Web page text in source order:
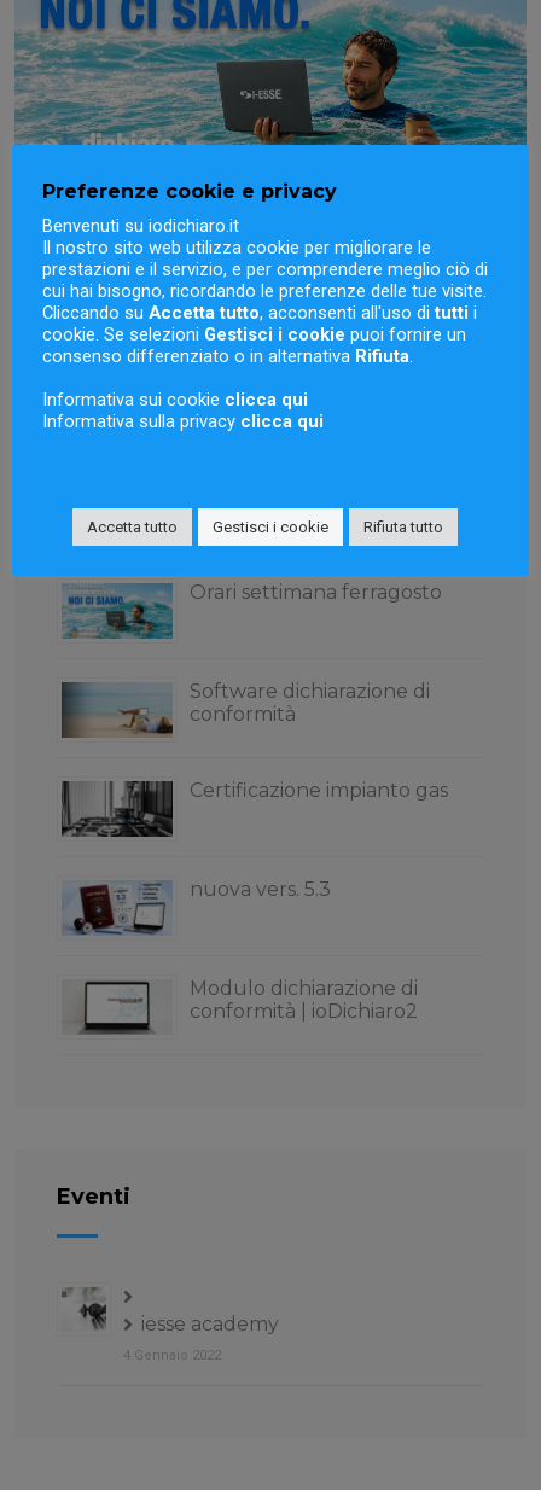
Novità
Orari settimana ferragosto
Orari settimana ferragosto
Software dichiarazione di
conformità
Certificazione impianto gas
nuova vers. 5.3
Modulo dichiarazione di
conformità | ioDichiaro2
Eventi
iesse academy
4 Gennaio 2022
Preferenze cookie e privacy
Benvenuti su iodichiaro.it
Il nostro sito web utilizza cookie per migliorare le
prestazioni e il servizio, e per comprendere meglio ciò di
cui hai bisogno, ricordando le preferenze delle tue visite.
Cliccando su Accetta tutto, acconsenti all'uso ditutti i
cookie. Se selezioni Gestisci i cookie puoi fornire un
consenso differenziato o in alternativa Rifiuta.
Informativa sui cookie clicca qui
Informativa sulla privacy clicca qui
Accetta tutto Gestisci i cookie Rifiuta tutto